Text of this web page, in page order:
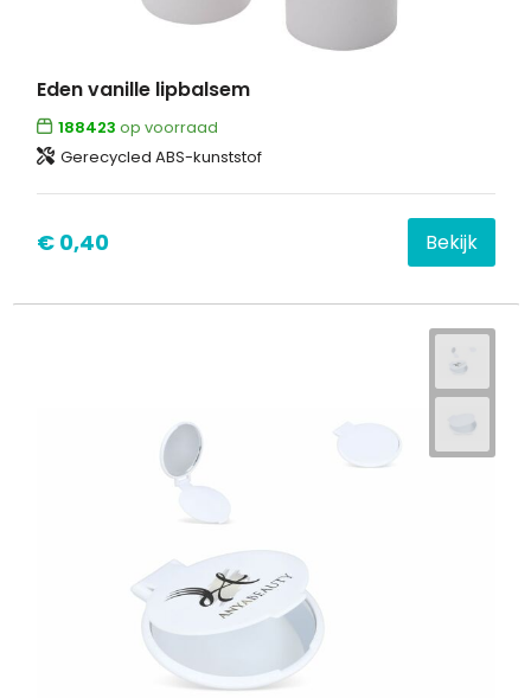
Eden vanille lipbalsem
188423 op voorraad
Gerecycled ABS-kunststof
€ 0,40 Bekijk